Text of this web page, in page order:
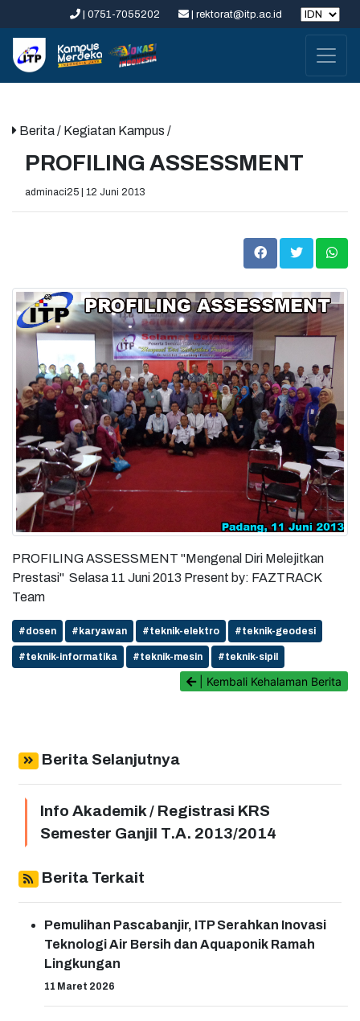
| 0751-7055202 | rektorat@itp.ac.id
Berita/ Kegiatan Kampus /
PROFILING ASSESSMENT
adminaci25 | 12 Juni 2013
PROFILING ASSESSMENT "Mengenal Diri Melejitkan
Prestasi" Selasa 11 Juni 2013 Present by: FAZTRACK
Team
#dosen #karyawan #teknik-elektro #teknik-geodesi
#teknik-informatika #teknik-mesin #teknik-sipil
| Kembali Kehalaman Berita
Berita Selanjutnya
Info Akademik / Registrasi KRS
Semester Ganjil T.A. 2013/2014
Berita Terkait
Pemulihan Pascabanjir, ITP Serahkan Inovasi
Teknologi Air Bersih dan Aquaponik Ramah
Lingkungan
11 Maret 2026